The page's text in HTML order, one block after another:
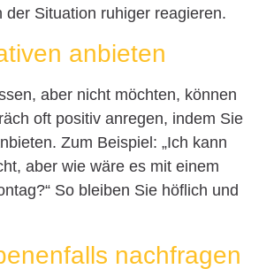
der Situation ruhiger reagieren.
anbieten
aber nicht möchten, können
oft positiv anregen, indem Sie
Zum Beispiel: „Ich kann
aber wie wäre es mit einem
So bleiben Sie höflich und
nachfragen